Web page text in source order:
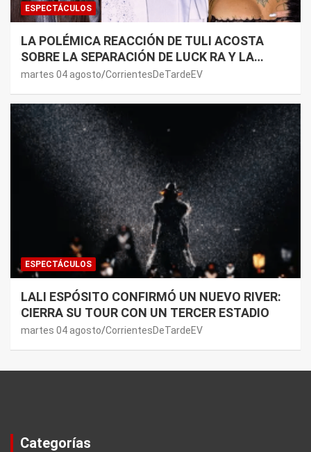
ESPECTÁCULOS
LA POLÉMICA REACCIÓN DE TULI ACOSTA
SOBRE LA SEPARACIÓN DE LUCK RA Y LA
JOAQUI: “¿MI VERDAD?”
martes 04 agosto CorrientesDeTardeEV
ESPECTÁCULOS
LALI ESPÓSITO CONFIRMÓ UN NUEVO RIVER:
CIERRA SU TOUR CON UN TERCER ESTADIO
martes 04 agosto CorrientesDeTardeEV
Categorías